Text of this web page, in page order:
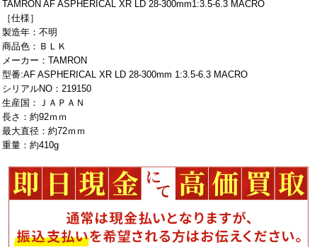
TAMRON AF ASPHERICAL XR LD 28-300mm1:3.5-6.3 MACRO
［仕様］
製造年：不明
商品色：ＢＬＫ
メーカー：TAMRON
型番:AF ASPHERICAL XR LD 28-300mm 1:3.5-6.3 MACRO
シリアルNO：219150
生産国：ＪＡＰＡＮ
長さ：約92ｍｍ
最大直径：約72ｍｍ
重量：約410g